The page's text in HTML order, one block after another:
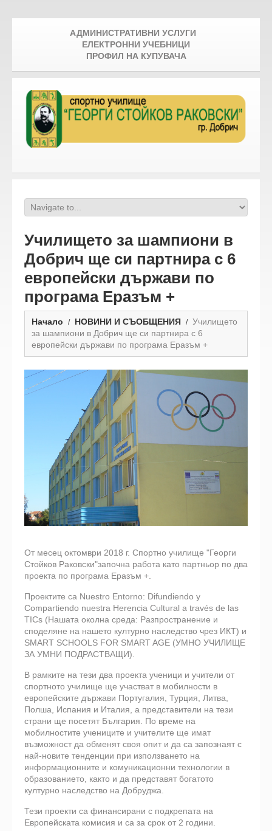
АДМИНИСТРАТИВНИ УСЛУГИ
ЕЛЕКТРОННИ УЧЕБНИЦИ
ПРОФИЛ НА КУПУВАЧА
Училището за шампиони в
Добрич ще си партнира с 6
европейски държави по
програма Еразъм +
Начало НОВИНИ И СЪОБЩЕНИЯ
Училището
за шампиони в Добрич ще си партнира с 6
европейски държави по програма Еразъм +
От месец октомври 2018 г. Спортно училище "Георги
Стойков Раковски"започна работа като партньор по два
проекта по програма Еразъм +.
Проектите са Nuestro Entorno: Difundiendo y
Compartiendo nuestra Herencia Cultural a través de las
TICs (Нашата околна среда: Разпространение и
споделяне на нашето културно наследство чрез ИКТ) и
SMART SCHOOLS FOR SMART AGE (УМНО УЧИЛИЩЕ
ЗА УМНИ ПОДРАСТВАЩИ).
В рамките на тези два проекта ученици и учители от
спортното училище ще участват в мобилности в
европейските държави Португалия, Турция, Литва,
Полша, Испания и Италия, а представители на тези
страни ще посетят България. По време на
мобилностите учениците и учителите ще имат
възможност да обменят своя опит и да са запознаят с
най-новите тенденции при използването на
информационните и комуникационни технологии в
образованието, както и да представят богатото
културно наследство на Добруджа.
Тези проекти са финансирани с подкрепата на
Европейската комисия и са за срок от 2 години.